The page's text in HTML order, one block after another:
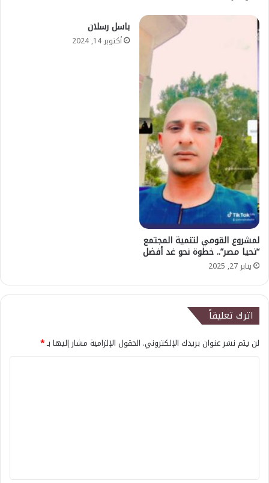
لمشروع القومي لتنمية المجتمع
“تحيا مصر”.. خطوة نحو غد أفضل
يناير 27, 2025
باسل رسلان
أكتوبر 14, 2024
اترك تعليقاً
لن يتم نشر عنوان بريدك الإلكتروني. الحقول الإلزامية مشار إليها بـ*